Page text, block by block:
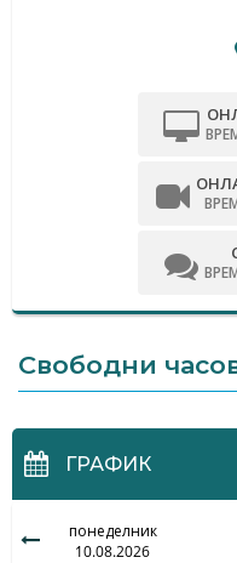
Свободни
ГРАФИК
понеделник
10.08.2026